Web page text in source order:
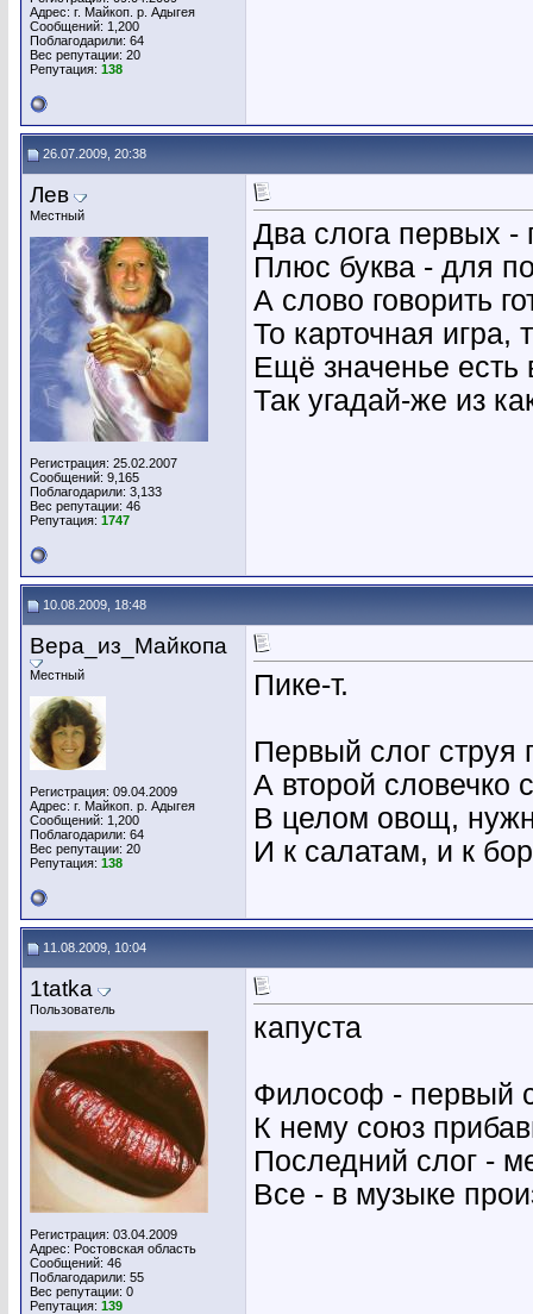
Адрес: г. Майкоп. р. Адыгея
Сообщений: 1,200
Поблагодарили: 64
Вес репутации: 20
Репутация: 138
26.07.2009, 20:38
Лев
Местный
Регистрация: 25.02.2007
Сообщений: 9,165
Поблагодарили: 3,133
Вес репутации: 46
Репутация: 1747
Два слога первых -
Плюс буква - для
А слово говорить
То карточная игра,
Ещё значенье есть
Так угадай-же из
10.08.2009, 18:48
Вера_из_Майкопа
Местный
Регистрация: 09.04.2009
Адрес: г. Майкоп. р. Адыгея
Сообщений: 1,200
Поблагодарили: 64
Вес репутации: 20
Репутация: 138
Пике-т.
Первый слог струя
А второй словечко
В целом овощ,
И к салатам, и к
11.08.2009, 10:04
1tatka
Пользователь
Регистрация: 03.04.2009
Адрес: Ростовская область
Сообщений: 46
Поблагодарили: 55
Вес репутации: 0
Репутация: 139
капуста
Философ - первый
К нему союз
Последний слог -
Все - в музыке